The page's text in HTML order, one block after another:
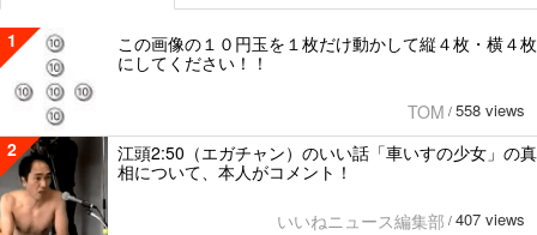
1
この画像の１０円玉を１枚だけ動かして縦４枚・横４枚
にしてください！！
TOM / 558 views
2
江頭2:50（エガチャン）のいい話「車いすの少女」の真
相について、本人がコメント！
いいねニュース編集部 / 407 views